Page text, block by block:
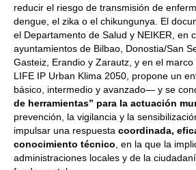
reducir el riesgo de transmisión de
dengue, el zika o el chikungunya. El
el Departamento de Salud y NEIKER, en
ayuntamientos de Bilbao, Donostia/San
Gasteiz, Erandio y Zarautz, y en el
LIFE IP Urban Klima 2050, propone un
básico, intermedio y avanzado— y se
de herramientas” para la actuación
prevención, la vigilancia y la
impulsar una respuesta coordinada,
conocimiento técnico , en la que la
administraciones locales y de la